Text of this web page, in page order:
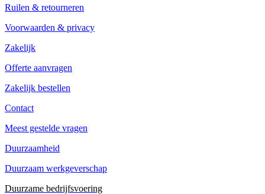
Ruilen & retourneren
Voorwaarden & privacy
Zakelijk
Offerte aanvragen
Zakelijk bestellen
Contact
Meest gestelde vragen
Duurzaamheid
Duurzaam werkgeverschap
Duurzame bedrijfsvoering